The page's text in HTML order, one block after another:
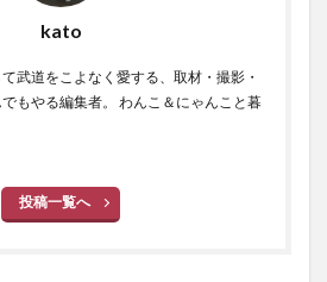
kato
武道をこよなく愛する、取材・撮影・
もやる編集者。 わんこ＆にゃんこと暮
投稿一覧へ